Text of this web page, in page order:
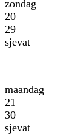
zondag
20
29
sjevat
maandag
21
30
sjevat